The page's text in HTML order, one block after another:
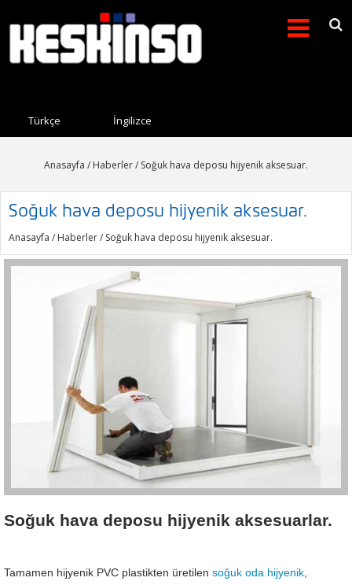
Arama formu
Türkçe İngilizce
Anasayfa / Haberler/ Soğuk hava deposu hijyenik aksesuar.
Soğuk hava deposu hijyenik aksesuar.
Anasayfa / Haberler/ Soğuk hava deposu hijyenik aksesuar.
Soğuk hava deposu hijyenik aksesuarlar.
Tamamen hijyenik PVC plastikten üretilen soğuk oda hijyenik